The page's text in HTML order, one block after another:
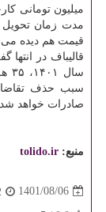
میلیون تومانی
مدت زمان
قیمت هم دیده
سبب حذف
صادرات خواهد
منبع: tolido.ir
1401/08/06